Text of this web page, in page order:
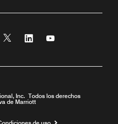
nueva
una ventana nueva
Twitter
Abre una ventana nueva
Linkedin
Abre una ventana nueva
Abre una ventana
Inc. Todos los derechos
de Marriott
una ventana nueva